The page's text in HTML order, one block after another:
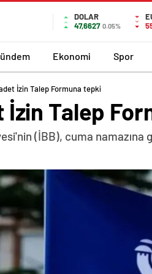
DOLAR
47,6627 0.05%
Ekonomi Spor
İzin Talep Formuna tepki
İzin Talep
(İBB), cuma